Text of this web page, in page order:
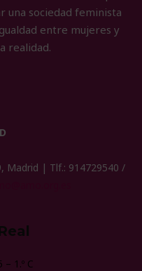
una sociedad feminista
entre mujeres y
realidad.
Madrid | Tlf.: 914729540 /
– 1.ºC